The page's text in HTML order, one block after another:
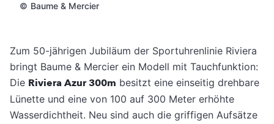
© Baume & Mercier
Zum 50-jährigen Jubiläum der Sportuhrenlinie Riviera
bringt Baume & Mercier ein Modell mit Tauchfunktion:
Die Riviera Azur 300m besitzt eine einseitig drehbare
Lünette und eine von 100 auf 300 Meter erhöhte
Wasserdichtheit. Neu sind auch die griffigen Aufsätze